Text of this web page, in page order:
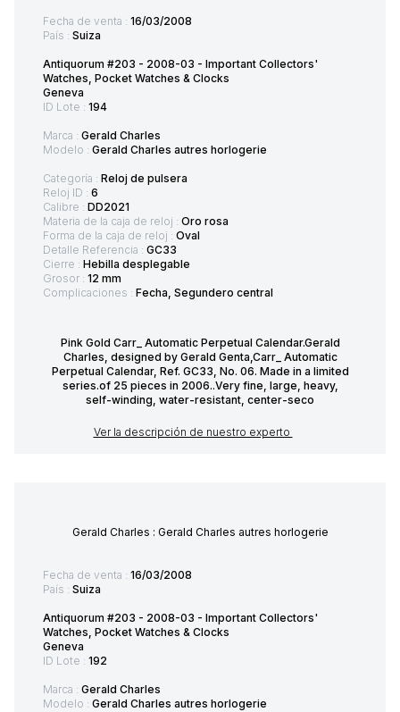
Fecha de venta : 16/03/2008
País : Suiza
Antiquorum #203 - 2008-03 - Important Collectors'
Watches, Pocket Watches & Clocks
Geneva
ID Lote : 194
Marca : Gerald Charles
Modelo : Gerald Charles autres horlogerie
Categoría : Reloj de pulsera
Reloj ID : 6
Calibre : DD2021
Materia de la caja de reloj : Oro rosa
Forma de la caja de reloj : Oval
Detalle Referencia : GC33
Cierre : Hebilla desplegable
Grosor : 12 mm
Complicaciones : Fecha, Segundero central
Pink Gold Carr_ Automatic Perpetual Calendar.Gerald
Charles, designed by Gerald Genta,Carr_ Automatic
Perpetual Calendar, Ref. GC33, No. 06. Made in a limited
series.of 25 pieces in 2006..Very fine, large, heavy,
self-winding, water-resistant, center-seco
Ver la descripción de nuestro experto
Gerald Charles : Gerald Charles autres horlogerie
Fecha de venta : 16/03/2008
País : Suiza
Antiquorum #203 - 2008-03 - Important Collectors'
Watches, Pocket Watches & Clocks
Geneva
ID Lote : 192
Marca : Gerald Charles
Modelo : Gerald Charles autres horlogerie